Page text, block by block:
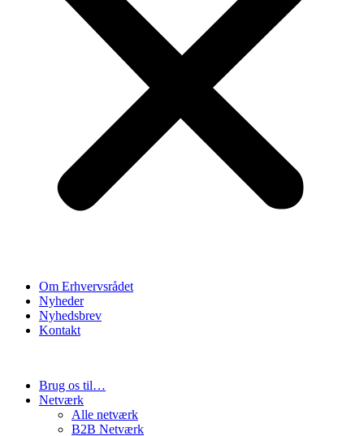
Om Erhvervsrådet
Nyheder
Nyhedsbrev
Kontakt
Brug os til…
Netværk
Alle netværk
B2B Netværk